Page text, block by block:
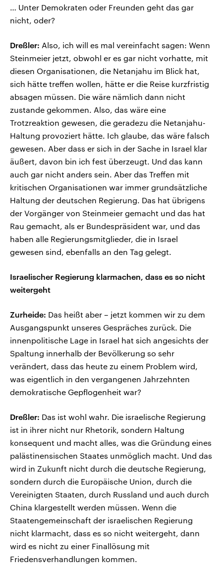
… Unter Demokraten oder Freunden geht das gar
nicht, oder?
Dreßler: Also, ich will es mal vereinfacht sagen: Wenn
Steinmeier jetzt, obwohl er es gar nicht vorhatte, mit
diesen Organisationen, die Netanjahu im Blick hat,
sich hätte treffen wollen, hätte er die Reise kurzfristig
absagen müssen. Die wäre nämlich dann nicht
zustande gekommen. Also, das wäre eine
Trotzreaktion gewesen, die geradezu die Netanjahu-
Haltung provoziert hätte. Ich glaube, das wäre falsch
gewesen. Aber dass er sich in der Sache in Israel klar
äußert, davon bin ich fest überzeugt. Und das kann
auch gar nicht anders sein. Aber das Treffen mit
kritischen Organisationen war immer grundsätzliche
Haltung der deutschen Regierung. Das hat übrigens
der Vorgänger von Steinmeier gemacht und das hat
Rau gemacht, als er Bundespräsident war, und das
haben alle Regierungsmitglieder, die in Israel
gewesen sind, ebenfalls an den Tag gelegt.
Israelischer Regierung klarmachen, dass es so nicht
weitergeht
Zurheide: Das heißt aber – jetzt kommen wir zu dem
Ausgangspunkt unseres Gespräches zurück. Die
innenpolitische Lage in Israel hat sich angesichts der
Spaltung innerhalb der Bevölkerung so sehr
verändert, dass das heute zu einem Problem wird,
was eigentlich in den vergangenen Jahrzehnten
demokratische Gepflogenheit war?
Dreßler: Das ist wohl wahr. Die israelische Regierung
ist in ihrer nicht nur Rhetorik, sondern Haltung
konsequent und macht alles, was die Gründung eines
palästinensischen Staates unmöglich macht. Und das
wird in Zukunft nicht durch die deutsche Regierung,
sondern durch die Europäische Union, durch die
Vereinigten Staaten, durch Russland und auch durch
China klargestellt werden müssen. Wenn die
Staatengemeinschaft der israelischen Regierung
nicht klarmacht, dass es so nicht weitergeht, dann
wird es nicht zu einer Finallösung mit
Friedensverhandlungen kommen.